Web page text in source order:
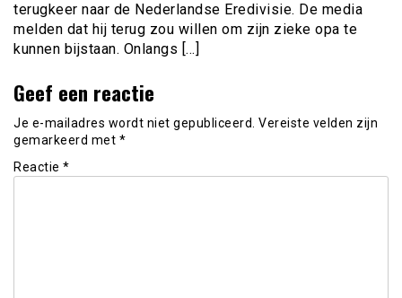
terugkeer naar de Nederlandse Eredivisie. De media
melden dat hij terug zou willen om zijn zieke opa te
kunnen bijstaan. Onlangs […]
Geef een reactie
Je e-mailadres wordt niet gepubliceerd. Vereiste velden zijn
gemarkeerd met *
Reactie *